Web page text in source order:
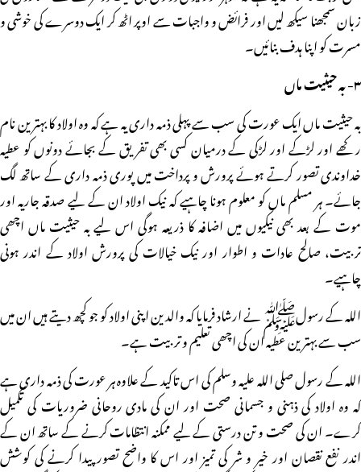
زبان سمجھنا سیکھ لیں اور فرائض و واجبات سے اوپر اٹھ کر ایک دوسرے کی خوشی و
مسرت کو اپنا ہدف بنائیں۔
۳- بہ حیثیت ماں
بہ حیثیت ماں ایک عورت کی سب سے پہلی ذمہ داری یہ ہے کہ وہ اولاد کا بہترین نام
رکھے اور لڑکے اور لڑکی کے درمیان کسی بھی تفریق کے بجائے دونوں کو عطیہ
خداوندی تصور کرتے ہوئے پرورش و پرداخت میں پوری ذمہ داری کے ساتھ لگ
جائے۔ ہر مسلم ماں کو معلوم ہونا چاہیے کہ نیک اولاد ان کے لیے صدقہ جاریہ اور
موت کے بعد بھی نیکیوں میں اضافہ کا ذریعہ ہوگی اس لیے بہ حیثیت ماں اچھی
تربیت، صالح عادات و اطوار اور نیک خیالات کی پرورش اولاد کے اندر ہونی
چاہیے۔
اللہ کے رسولﷺ نے ارشاد فرمایا کہ والدین اپنی اولاد کو جو کچھ دیتے ہیں ان میں
سب سے بہترین عطیہ ان کی اچھی تعلیم و تربیت ہے۔
اللہ کے رسول صلی اللہ علیہ وسلم کی اس تاکید کے علاوہ ہر عورت کی ذمہ داری ہے
کہ وہ اولاد کی ذہنی و جسمانی صحت اور ان کی مادی روحانی ضروریات کی تکمیل
کرے۔ ان کی صحت و تن درستی کے لیے ممکنہ انتظامات کرنے کے ساتھ ان کے
اندر نفع نقصان اور خیر و شر کی تمیز اور اس کا واضح تصور پیدا کرنے کی کوشش